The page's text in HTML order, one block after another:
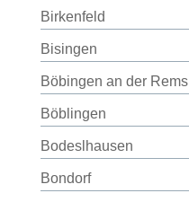
Birkenfeld
Bisingen
Böbingen an der Rems
Böblingen
Bodeslhausen
Bondorf